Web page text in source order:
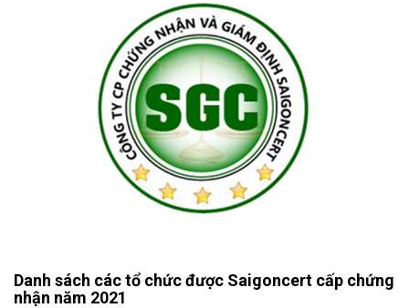
Danh sách các tổ chức được Saigoncert cấp chứng
nhận năm 2021